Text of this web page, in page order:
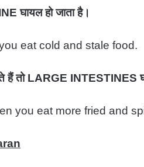
घायल हो जाता है।
eat cold and stale food.
तो LARGE INTESTINES
you eat more fried and